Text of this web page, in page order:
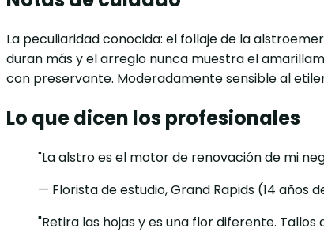
La peculiaridad conocida: el follaje de la
duran más y el arreglo nunca muestra el
con preservante. Moderadamente sensible al
Lo que dicen los profesionales
"La alstro es el motor de renovación de mi
— Florista de estudio, Grand Rapids (14 años
"Retira las hojas y es una flor diferente.